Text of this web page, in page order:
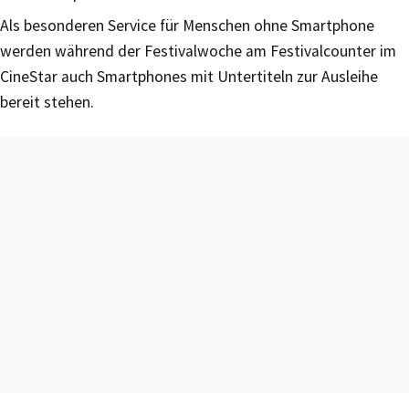
Als besonderen Service für Menschen ohne Smartphone
werden während der Festivalwoche am Festivalcounter im
CineStar auch Smartphones mit Untertiteln zur Ausleihe
bereit stehen.